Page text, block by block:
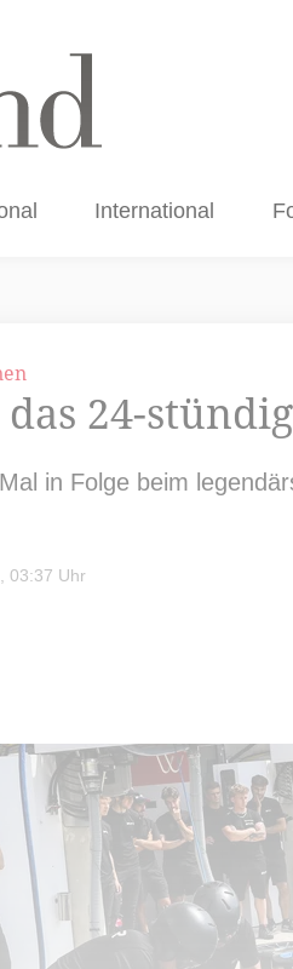
International
24-
in Folge beim
03:37 Uhr